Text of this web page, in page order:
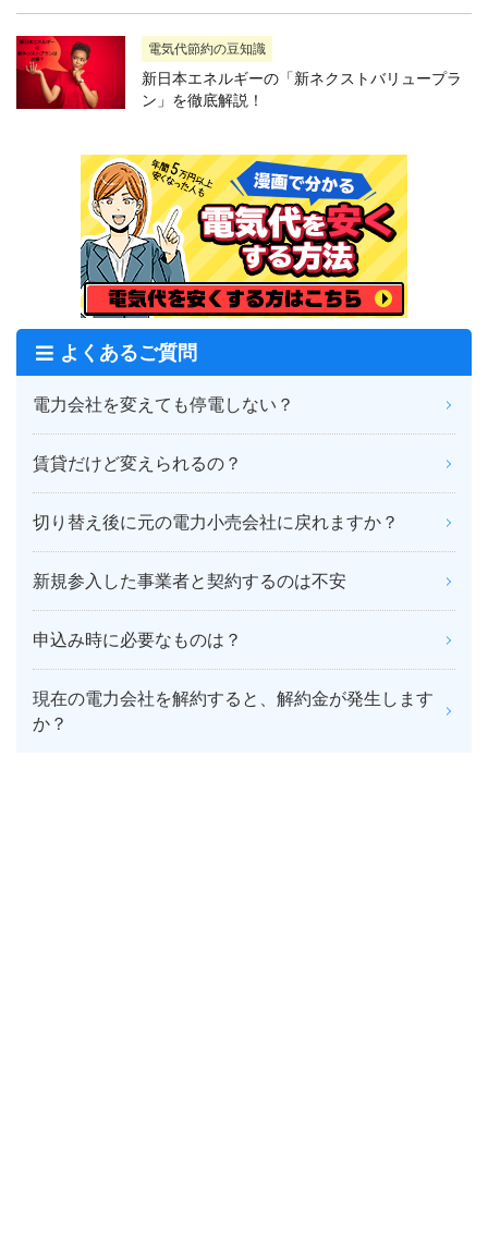
電気代節約の豆知識
新日本エネルギーの「新ネクストバリュープラ
ン」を徹底解説！
よくあるご質問
電力会社を変えても停電しない？
賃貸だけど変えられるの？
切り替え後に元の電力小売会社に戻れますか？
新規参入した事業者と契約するのは不安
申込み時に必要なものは？
現在の電力会社を解約すると、解約金が発生します
か？